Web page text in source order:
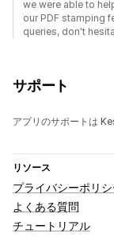
we were able to
our PDF stamping
queries, don't
サポート
アプリのサポートは
リソース
プライバシーポリシ
よくある質問
チュートリアル